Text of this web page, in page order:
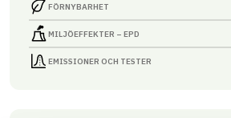
FÖRNYBARHET
MILJÖEFFEKTER – EPD
EMISSIONER OCH TESTER